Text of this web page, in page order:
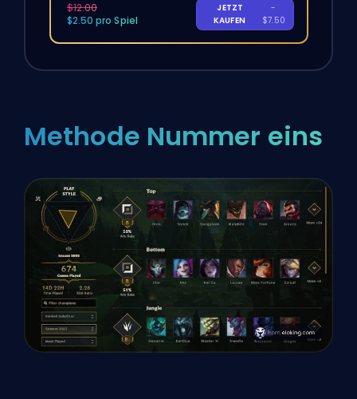
$12.00
$2.50 pro Spiel
JETZT
KAUFEN
-
$7.50
Methode Nummer eins